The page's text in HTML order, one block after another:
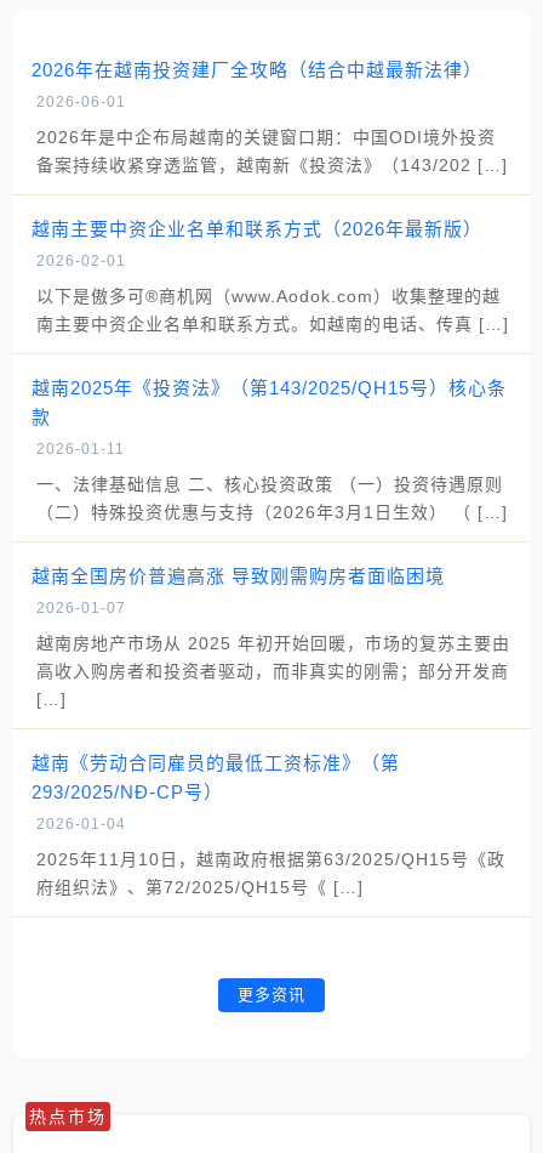
2026年在越南投资建厂全攻略（结合中越最新法律）
2026-06-01
2026年是中企布局越南的关键窗口期：中国ODI境外投资
备案持续收紧穿透监管，越南新《投资法》（143/202 […]
越南主要中资企业名单和联系方式（2026年最新版）
2026-02-01
以下是傲多可®商机网（www.Aodok.com）收集整理的越
南主要中资企业名单和联系方式。如越南的电话、传真 […]
越南2025年《投资法》（第143/2025/QH15号）核心条
款
2026-01-11
一、法律基础信息 二、核心投资政策 （一）投资待遇原则
（二）特殊投资优惠与支持（2026年3月1日生效） （ […]
越南全国房价普遍高涨 导致刚需购房者面临困境
2026-01-07
越南房地产市场从 2025 年初开始回暖，市场的复苏主要由
高收入购房者和投资者驱动，而非真实的刚需；部分开发商
[…]
越南《劳动合同雇员的最低工资标准》（第
293/2025/NĐ-CP号）
2026-01-04
2025年11月10日，越南政府根据第63/2025/QH15号《政
府组织法》、第72/2025/QH15号《 […]
更多资讯
热点市场